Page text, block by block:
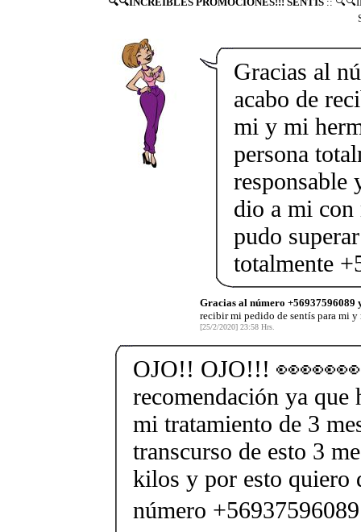
Gracias al
acabo de
mi y mi
persona
responsable
dio a mi con
pudo
totalmente
Gracias al número +56937596089
recibir mi pedido de sentís para mi y
[25/2/2020] 23:58 Hrs.
OJO!! OJO!!!
recomendación ya
mi tratamiento de 3
transcurso de esto 3
kilos y por esto quiero
número